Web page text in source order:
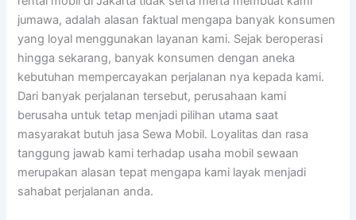
jumawa, adalah alasan faktual mengapa banyak konsumen
yang loyal menggunakan layanan kami. Sejak beroperasi
hingga sekarang, banyak konsumen dengan aneka
kebutuhan mempercayakan perjalanan nya kepada kami.
Dari banyak perjalanan tersebut, perusahaan kami
berusaha untuk tetap menjadi pilihan utama saat
masyarakat butuh jasa Sewa Mobil. Loyalitas dan rasa
tanggung jawab kami terhadap usaha mobil sewaan
merupakan alasan tepat mengapa kami layak menjadi
sahabat perjalanan anda.